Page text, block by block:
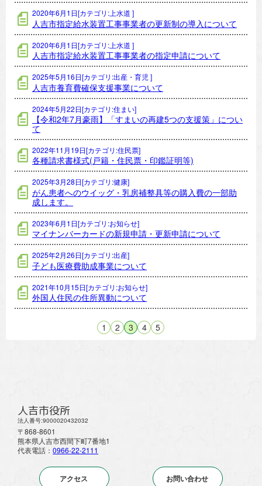
2020年6月1日[カテゴリ:上水道 ]
人吉市指定給水装置工事事業者の更新制の導入について
2020年6月1日[カテゴリ:上水道 ]
人吉市指定給水装置工事事業者の指定申請について
2025年5月16日[カテゴリ:出産・育児 ]
人吉市養育費確保支援事業について
2024年5月22日[カテゴリ:住まい]
【令和2年7月豪雨】「すまいの再建5つの支援策」につい
て
2022年11月19日[カテゴリ:住民票]
各種請求書様式(戸籍・住民票・印鑑証明等)
2025年3月28日[カテゴリ:健康]
がん患者へのウイッグ・乳房補整具等の購入費の一部助
成します。
2023年6月1日[カテゴリ:お知らせ]
マイナンバーカードの新規申請・更新申請について
2025年2月26日[カテゴリ:出産]
子ども医療費助成事業について
2021年10月15日[カテゴリ:お知らせ]
外国人住民の住所異動について
1 2 3 4 5
人吉市役所
法人番号:9000020432032
〒868-8601
熊本県人吉市西間下町7番地1
代表電話： 0966-22-2111
アクセス お問い合わせ